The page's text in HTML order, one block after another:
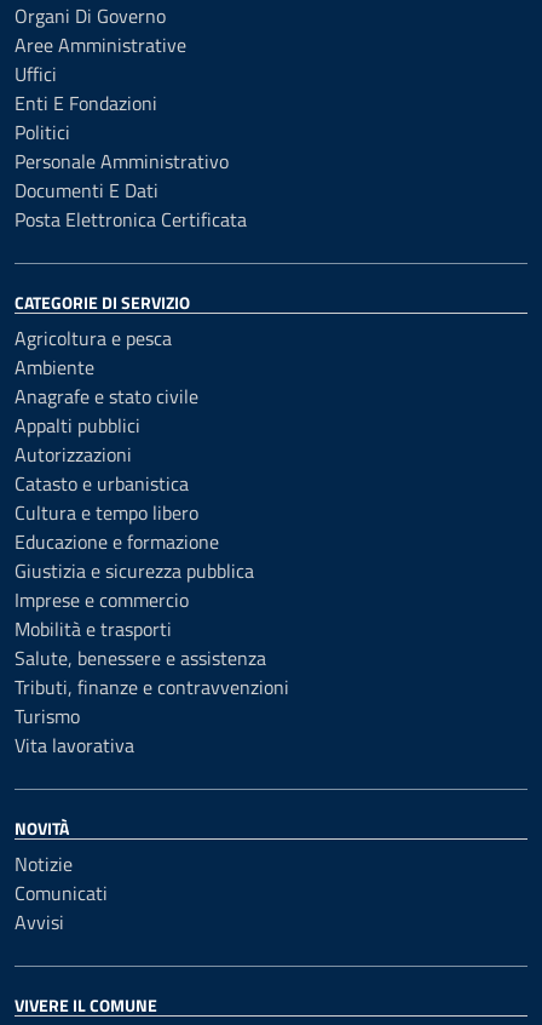
Organi Di Governo
Aree Amministrative
Uffici
Enti E Fondazioni
Politici
Personale Amministrativo
Documenti E Dati
Posta Elettronica Certificata
CATEGORIE DI SERVIZIO
Agricoltura e pesca
Ambiente
Anagrafe e stato civile
Appalti pubblici
Autorizzazioni
Catasto e urbanistica
Cultura e tempo libero
Educazione e formazione
Giustizia e sicurezza pubblica
Imprese e commercio
Mobilità e trasporti
Salute, benessere e assistenza
Tributi, finanze e contravvenzioni
Turismo
Vita lavorativa
NOVITÀ
Notizie
Comunicati
Avvisi
VIVERE IL COMUNE